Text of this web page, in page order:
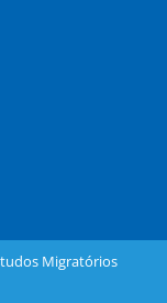
Migratórios